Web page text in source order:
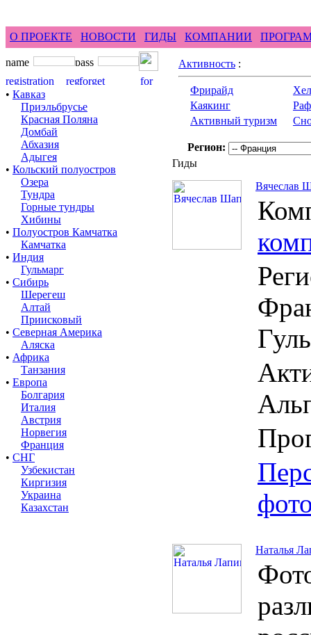
О ПРОЕКТЕ НОВОСТИ ГИДЫ КОМПАНИИ
• Кавказ
Приэльбрусье
Красная Поляна
Домбай
Абхазия
Адыгея
• Кольский полуостров
Озера
Тундра
Горные тундры
Хибины
• Полуостров Камчатка
Камчатка
• Индия
Гульмарг
• Сибирь
Шерегеш
Алтай
Приисковый
• Северная Америка
Аляска
• Африка
Танзания
• Европа
Болгария
Италия
Австрия
Норвегия
Франция
• СНГ
Узбекистан
Киргизия
Украина
Казахстан
Активность :
Фрирайд
Каякинг
Активный туризм
Регион:
Гиды
Вячеслав
Наталья